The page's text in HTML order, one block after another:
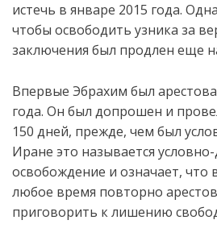
истечь в январе 2015 года.
чтобы освободить узника за
заключения был продлен еще
Впервые Эбрахим был
года. Он был допрошен и
150 дней, прежде, чем был
Иране это называется
освобождение и означает, что
любое время повторно
приговорить к лишению